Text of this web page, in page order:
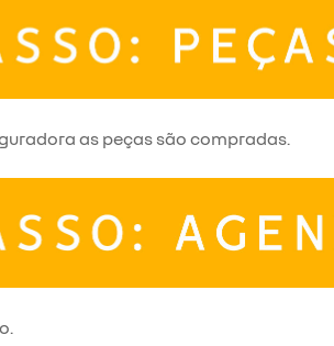
as peças são compradas.